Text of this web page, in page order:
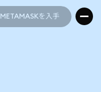
METAMASKを入手